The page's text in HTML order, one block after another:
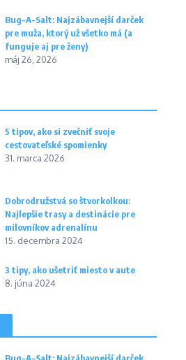
Bug-A-Salt: Najzábavnejší darček
pre muža, ktorý už všetko má (a
funguje aj pre ženy)
máj 26, 2026
5 tipov, ako si zvečniť svoje
cestovateľské spomienky
31. marca 2026
Dobrodružstvá so štvorkolkou:
Najlepšie trasy a destinácie pre
milovníkov adrenalínu
15. decembra 2024
3 tipy, ako ušetriť miesto v aute
8. júna 2024